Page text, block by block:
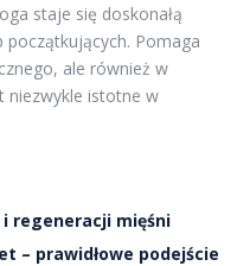
staje się doskonałą
Pomaga
ale również w
niezwykle istotne w
regeneracji mięśni
– prawidłowe podejście